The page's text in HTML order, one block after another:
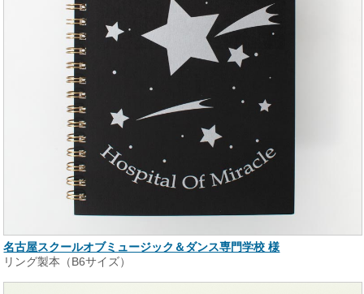
名古屋スクールオブミュージック＆ダンス専門学校 様
リング製本（B6サイズ）